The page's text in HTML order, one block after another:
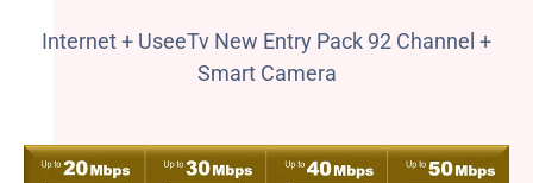
Internet + UseeTv New Entry Pack 92 Channel +
Smart Camera